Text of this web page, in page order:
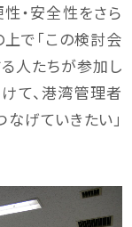
・安全性をさら
で「この検討会
人たちが参加し
て、港湾管理者
げていきたい」